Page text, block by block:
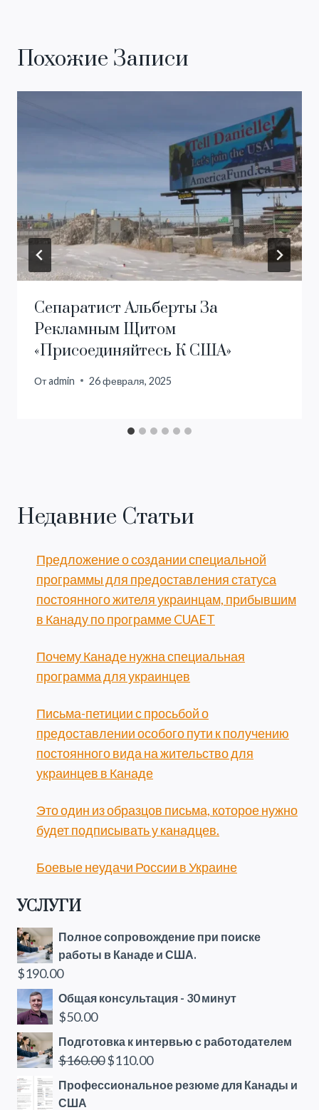
Похожие Записи
Сепаратист Альберты За
Рекламным Щитом
«Присоединяйтесь К США»
Отadmin 26 февраля, 2025
Недавние Статьи
Предложение о создании специальной
программы для предоставления статуса
постоянного жителя украинцам, прибывшим
в Канаду по программе CUAET
Почему Канаде нужна специальная
программа для украинцев
Письма-петиции с просьбой о
предоставлении особого пути к получению
постоянного вида на жительство для
украинцев в Канаде
Это один из образцов письма, которое нужно
будет подписывать у канадцев.
Боевые неудачи России в Украине
УСЛУГИ
Полное сопровождение при поиске
работы в Канаде и США.
$190.00
Общая консультация - 30 минут
$50.00
Подготовка к интервью с работодателем
$160.00 Первоначальная
цена
$110.00Текущая
цена:
Профессиональное резюме для Канады и
США